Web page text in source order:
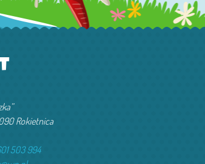
Rokietnica
503 994‬